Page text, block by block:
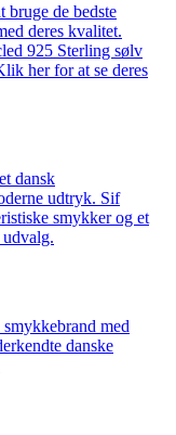
de bedste
deres kvalitet.
925 Sterling sølv
her for at se deres
dansk
udtryk. Sif
smykker og et
med
danske